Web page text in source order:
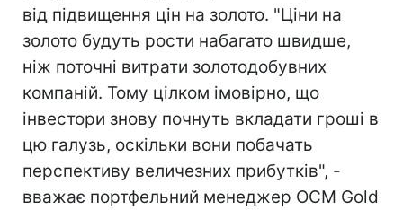
від підвищення цін на золото. "Ціни на
золото будуть рости набагато швидше,
ніж поточні витрати золотодобувних
компаній. Тому цілком імовірно, що
інвестори знову почнуть вкладати гроші в
цю галузь, оскільки вони побачать
перспективу величезних прибутків", -
вважає портфельний менеджер OCM Gold